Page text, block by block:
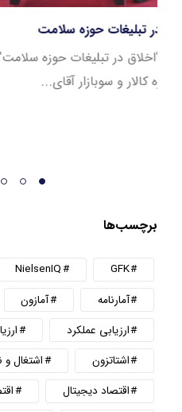
پنل اخلاق در تبلیغات حوزه
در نشست "اخلاق در تبلیغات
هیئت مدیره کالار و سوبازار
برچسب‌ها
GFK
NielsenIQ
آمارنامه
آمازون
ارزیابی عملکرد
اشتاتزون
اشتغال و
اقتصاد دیجیتال